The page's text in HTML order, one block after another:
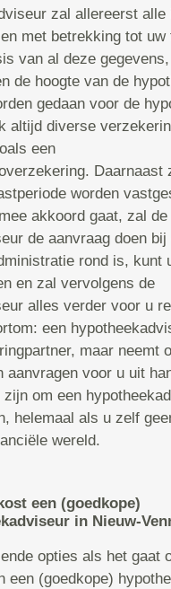
zal allereerst alle
met betrekking tot uw
van al deze
de hoogte van de
gedaan voor de
altijd diverse
een
Daarnaast
worden
akkoord gaat, zal de
de aanvraag doen bij
rond is, kunt
en zal vervolgens de
alles verder voor u
een
maar neemt
aanvragen voor u uit
om een
helemaal als u zelf
wereld.
een (goedkope)
in Nieuw-
opties als het gaat
een (goedkope)